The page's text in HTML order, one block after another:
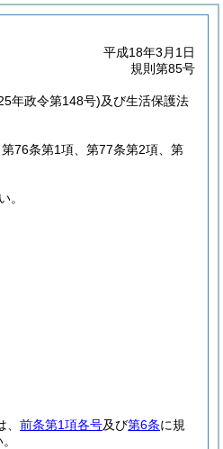
平成18年3月1日
規則第85号
年政令第148号)及び生活保護法
76条第1項、第77条第2項、第
。
前条第1項各号及び第6条に規